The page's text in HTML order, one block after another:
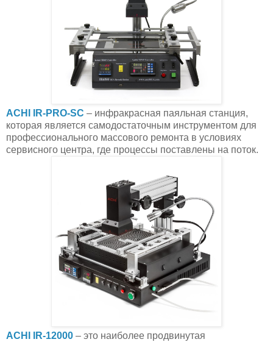
ACHI IR-PRO-SC – инфракрасная паяльная станция,
которая является самодостаточным инструментом для
профессионального массового ремонта в условиях
сервисного центра, где процессы поставлены на поток.
ACHI IR-12000 – это наиболее продвинутая